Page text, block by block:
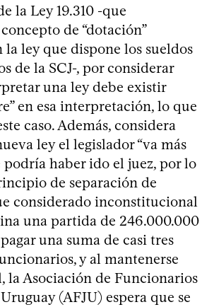
la Ley 19.310 -que
de “dotación”
la ley que dispone los sueldos
de la SCJ-, por considerar
una ley debe existir
en esa interpretación, lo que
caso. Además, considera
ley el legislador “va más
podría haber ido el juez, por lo
de separación de
considerado inconstitucional
una partida de 246.000.000
una suma de casi tres
y al mantenerse
la Asociación de Funcionarios
(AFJU) espera que se